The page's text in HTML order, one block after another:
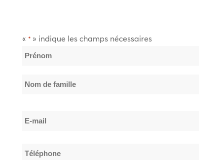
« *» indique les champs nécessaires
Nom
de
E-
Téléphone